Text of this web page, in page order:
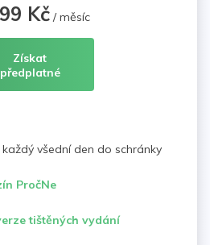
Kč/ měsíc
Získat
předplatné
všední den do schránky
PročNe
tištěných vydání